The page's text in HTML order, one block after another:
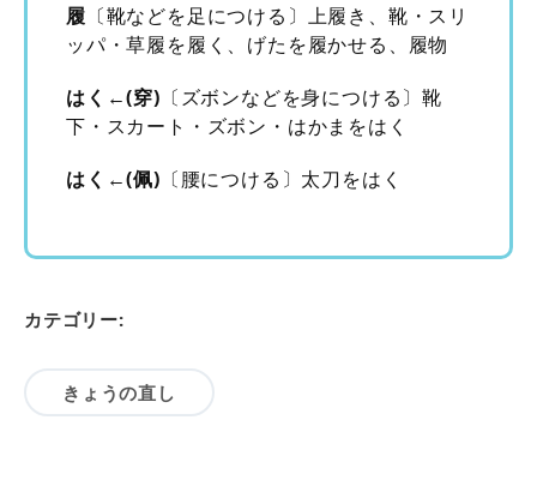
履 〔靴などを足につける〕上履き、靴・スリ
ッパ・草履を履く、げたを履かせる、履物
はく←(穿) 〔ズボンなどを身につける〕靴
下・スカート・ズボン・はかまをはく
はく←(佩) 〔腰につける〕太刀をはく
カテゴリー:
きょうの直し